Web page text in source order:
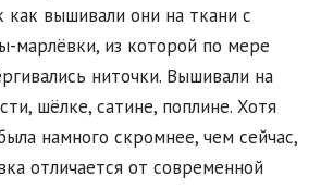
как вышивали они на ткани с
марлёвки, из которой по мере
ниточки. Вышивали на
шёлке, сатине, поплине. Хотя
намного скромнее, чем сейчас,
отличается от современной